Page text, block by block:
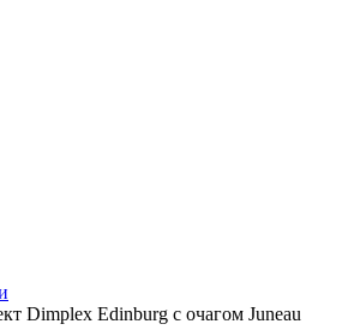
Dimplex Edinburg с очагом Juneau